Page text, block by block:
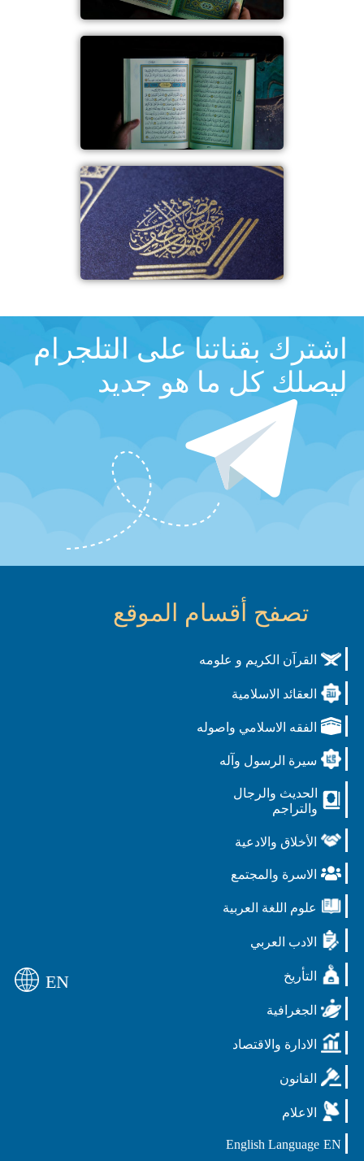
اشترك بقناتنا على التلجرام
ليصلك كل ما هو جديد
تصفح أقسام الموقع
القرآن الكريم و علومه
العقائد الاسلامية
الفقه الاسلامي واصوله
سيرة الرسول وآله
الحديث والرجال
والتراجم
الأخلاق والادعية
الاسرة والمجتمع
علوم اللغة العربية
الادب العربي
التأريخ
الجغرافية
الادارة والاقتصاد
القانون
الاعلام
EN
English Language
EN